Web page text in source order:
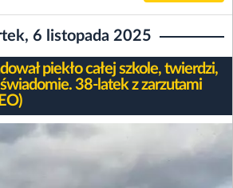
6 listopada 2025
piekło całej szkole, twierdzi,
38-latek z zarzutami